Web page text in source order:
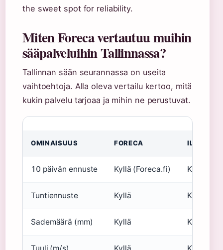
the sweet spot for reliability.
Miten Foreca vertautuu muihin
sääpalveluihin Tallinnassa?
Tallinnan sään seurannassa on useita
vaihtoehtoja. Alla oleva vertailu kertoo, mitä
kukin palvelu tarjoaa ja mihin ne perustuvat.
OMINAISUUS FORECA
10 päivän ennuste Kyllä (Foreca.fi) Kyllä (
Tuntiennuste Kyllä Kyllä
Sademäärä (mm) Kyllä Kyllä